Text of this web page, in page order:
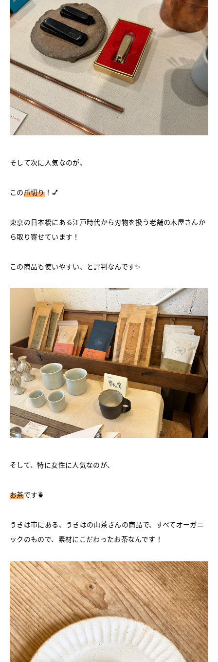
そして次に人気なのが、
この爪切り！💅
東京の日本橋にある江戸時代から刃物を扱う老舗の木屋さんか
ら取り寄せています！
この商品も使いやすい、と評判なんです✨
そして、特に女性に人気なのが、
お茶です🍵
うきは市にある、うきはの山茶さんの商品で、すべてオーガニ
ックのもので、素材にこだわったお茶なんです！